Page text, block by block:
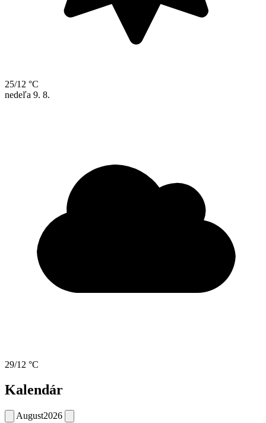
25/12 °C
nedeľa 9. 8.
29/12 °C
Kalendár
August2026